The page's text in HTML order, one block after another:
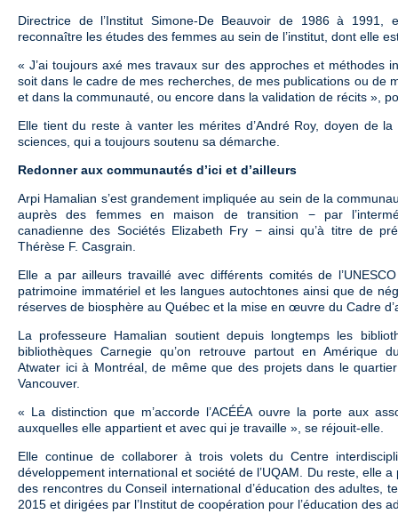
Directrice de l’Institut Simone-De Beauvoir de 1986 à 1991,
reconnaître les études des femmes au sein de l’institut, dont elle
« J’ai toujours axé mes travaux sur des approches et méthodes
soit dans le cadre de mes recherches, de mes publications ou de
et dans la communauté, ou encore dans la validation de récits »,
Elle tient du reste à vanter les mérites d’André Roy, doyen de
sciences, qui a toujours soutenu sa démarche.
Redonner aux communautés d’ici et d’ailleurs
Arpi Hamalian s’est grandement impliquée au sein de la
auprès des femmes en maison de transition − par
canadienne des Sociétés Elizabeth Fry − ainsi qu’à titre de
Thérèse F. Casgrain.
Elle a par ailleurs travaillé avec différents comités de
patrimoine immatériel et les langues autochtones ainsi que de
réserves de biosphère au Québec et la mise en œuvre du Cadre
La professeure Hamalian soutient depuis longtemps les
bibliothèques Carnegie qu’on retrouve partout en Amérique
Atwater ici à Montréal, de même que des projets dans le
Vancouver.
« La distinction que m’accorde l’ACÉÉA ouvre la porte aux
auxquelles elle appartient et avec qui je travaille », se réjouit-elle.
Elle continue de collaborer à trois volets du Centre
développement international et société de l’UQAM. Du reste, elle a
des rencontres du Conseil international d’éducation des adultes,
2015 et dirigées par l’Institut de coopération pour l’éducation des